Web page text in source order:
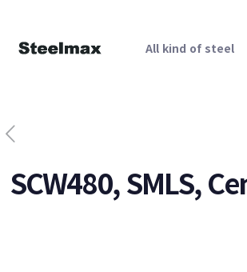
All kind of steel
SCW480, SMLS,